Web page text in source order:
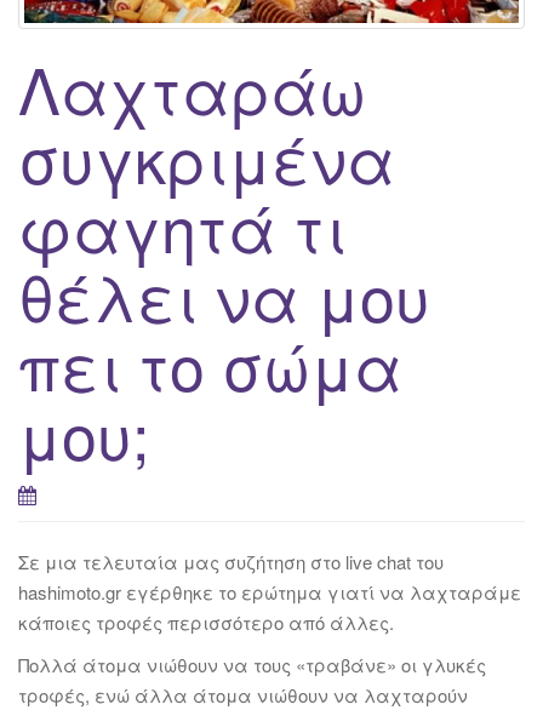
Λαχταράω
συγκριμένα
φαγητά τι
θέλει να μου
πει το σώμα
μου;
Σε μια τελευταία μας συζήτηση στο live chat του
hashimoto.gr εγέρθηκε το ερώτημα γιατί να λαχταράμε
κάποιες τροφές περισσότερο από άλλες.
Πολλά άτομα νιώθουν να τους «τραβάνε» οι γλυκές
τροφές, ενώ άλλα άτομα νιώθουν να λαχταρούν